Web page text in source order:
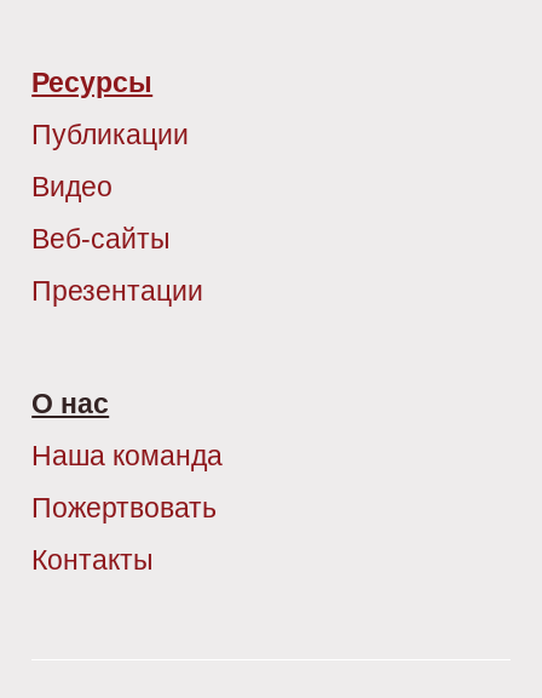
Ресурсы
Публикации
Видео
Веб-сайты
Презентации
О нас
Наша команда
Пожертвовать
Контакты